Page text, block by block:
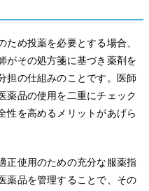
ため投薬を必要とする場合、
がその処方箋に基づき薬剤を
担の仕組みのことです。医師
薬品の使用を二重にチェック
性を高めるメリットがあげら
正使用のための充分な服薬指
薬品を管理することで、その